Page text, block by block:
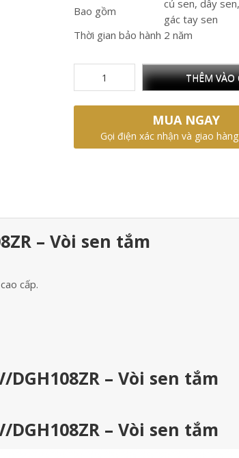
Bao gồm
củ sen, dây
gác tay sen
Thời gian bảo hành 2 năm
THÊM VÀO
MUA NGAY
Gọi điện xác nhận và giao
– Vòi sen tắm
cấp.
– Vòi sen tắm
– Vòi sen tắm